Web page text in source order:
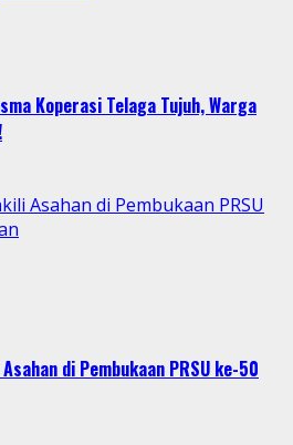
Koperasi Telaga Tujuh, Warga
Asahan di Pembukaan PRSU
di Pembukaan PRSU ke-50